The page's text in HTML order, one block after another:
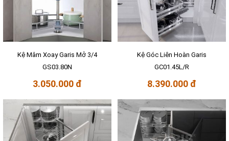
Kệ Mâm Xoay Garis Mở 3/4
GS03.80N
3.050.000 đ
Kệ Góc Liên Hoàn Garis
GC01.45L/R
8.390.000 đ